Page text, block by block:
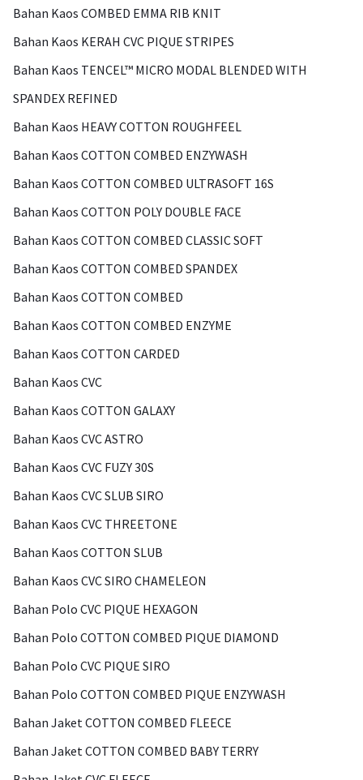
Bahan Kaos COMBED EMMA RIB KNIT
Bahan Kaos KERAH CVC PIQUE STRIPES
Bahan Kaos TENCEL™ MICRO MODAL BLENDED WITH
SPANDEX REFINED
Bahan Kaos HEAVY COTTON ROUGHFEEL
Bahan Kaos COTTON COMBED ENZYWASH
Bahan Kaos COTTON COMBED ULTRASOFT 16S
Bahan Kaos COTTON POLY DOUBLE FACE
Bahan Kaos COTTON COMBED CLASSIC SOFT
Bahan Kaos COTTON COMBED SPANDEX
Bahan Kaos COTTON COMBED
Bahan Kaos COTTON COMBED ENZYME
Bahan Kaos COTTON CARDED
Bahan Kaos CVC
Bahan Kaos COTTON GALAXY
Bahan Kaos CVC ASTRO
Bahan Kaos CVC FUZY 30S
Bahan Kaos CVC SLUB SIRO
Bahan Kaos CVC THREETONE
Bahan Kaos COTTON SLUB
Bahan Kaos CVC SIRO CHAMELEON
Bahan Polo CVC PIQUE HEXAGON
Bahan Polo COTTON COMBED PIQUE DIAMOND
Bahan Polo CVC PIQUE SIRO
Bahan Polo COTTON COMBED PIQUE ENZYWASH
Bahan Jaket COTTON COMBED FLEECE
Bahan Jaket COTTON COMBED BABY TERRY